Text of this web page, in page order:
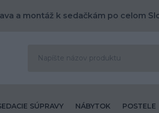
a montáž k sedačkám po celom
SÚPRAVY NÁBYTOK POSTELE